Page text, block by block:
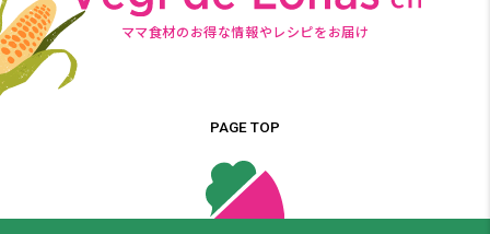
ママ食材のお得な情報やレシピをお届け
PAGE TOP